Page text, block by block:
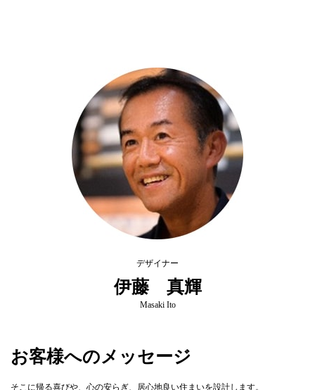
デザイナー
伊藤 真輝
Masaki Ito
お客様へのメッセージ
そこに帰る喜びや、心の安らぎ、居心地良い住まいを設計します。